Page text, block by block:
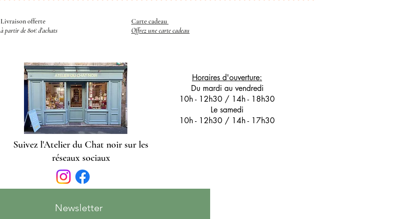
Livraison offerte
à partir de 80€ d'achats
Carte cadeau
Offrez une carte cadeau
Horaires d'ouverture:
Du mardi au vendredi
10h - 12h30 / 14h - 18h30
Le samedi
10h - 12h30 / 14h - 17h30
Suivez l'Atelier du Chat noir sur les
réseaux sociaux